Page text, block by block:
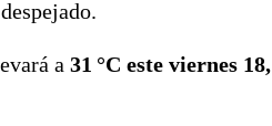
a 31 °C este viernes 18,